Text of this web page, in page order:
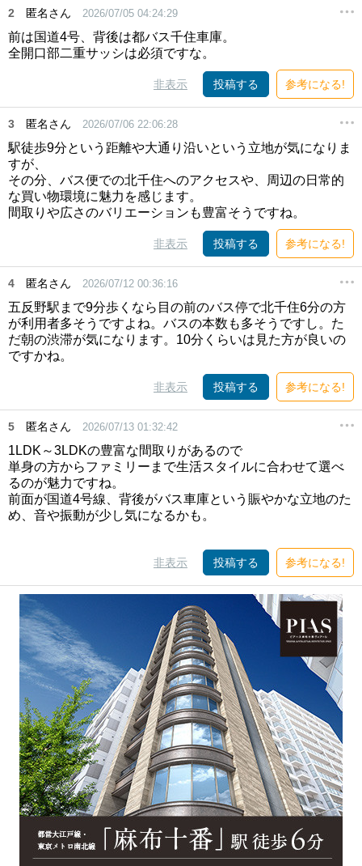
2 匿名さん 2026/07/05 04:24:29
前は国道4号、背後は都バス千住車庫。
全開口部二重サッシは必須ですな。
非表示 投稿する 参考になる!
3 匿名さん 2026/07/06 22:06:28
駅徒歩9分という距離や大通り沿いという立地が気になりま
すが、
その分、バス便での北千住へのアクセスや、周辺の日常的
な買い物環境に魅力を感じます。
間取りや広さのバリエーションも豊富そうですね。
非表示 投稿する 参考になる!
4 匿名さん 2026/07/12 00:36:16
五反野駅まで9分歩くなら目の前のバス停で北千住6分の方
が利用者多そうですよね。バスの本数も多そうですし。た
だ朝の渋滞が気になります。10分くらいは見た方が良いの
ですかね。
非表示 投稿する 参考になる!
5 匿名さん 2026/07/13 01:32:42
1LDK～3LDKの豊富な間取りがあるので
単身の方からファミリーまで生活スタイルに合わせて選べ
るのが魅力ですね。
前面が国道4号線、背後がバス車庫という賑やかな立地のた
め、音や振動が少し気になるかも。
非表示 投稿する 参考になる!